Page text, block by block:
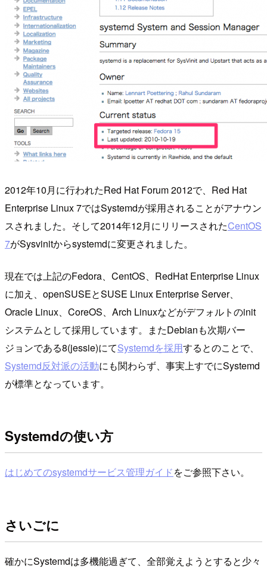
2012年10月に行われたRed Hat Forum 2012で、Red Hat
Enterprise Linux 7ではSystemdが採用されることがアナウン
スされました。そして2014年12月にリリースされたCentOS
7がSysvinitからsystemdに変更されました。
現在では上記のFedora、CentOS、RedHat Enterprise Linux
に加え、openSUSEとSUSE Linux Enterprise Server、
Oracle Linux、CoreOS、Arch Linuxなどがデフォルトのinit
システムとして採用しています。またDebianも次期バー
ジョンである8(jessie)にてSystemdを採用するとのことで、
Systemd反対派の活動にも関わらず、事実上すでにSystemd
が標準となっています。
Systemdの使い方
はじめてのsystemdサービス管理ガイドをご参照下さい。
さいごに
確かにSystemdは多機能過ぎて、全部覚えようとすると少々